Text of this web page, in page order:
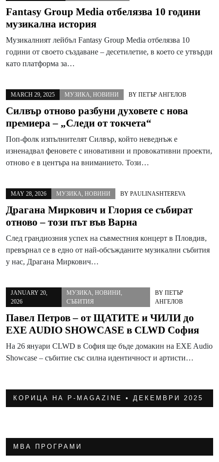
Fantasy Group Media отбелязва 10 години
музикална история
Музикалният лейбъл Fantasy Group Media отбелязва 10
години от своето създаване – десетилетие, в което се утвърди
като платформа за…
MARCH 29, 2025 МУЗИКА, НОВИНИ BY ПЕТЪР АНГЕЛОВ
Силвър отново разбуни духовете с нова
премиера – „Следи от токчета“
Поп-фолк изпълнителят Силвър, който неведнъж е
изненадвал феновете с иновативни и провокативни проекти,
отново е в центъра на вниманието. Този…
MAY 28, 2026 МУЗИКА, НОВИНИ BY PAULINASHTEREVA
Драгана Миркович и Глория се събират
отново – този път във Варна
След грандиозния успех на съвместния концерт в Пловдив,
превърнал се в едно от най-обсъжданите музикални събития
у нас, Драгана Миркович…
JANUARY 20,
2026
МУЗИКА,НОВИНИ,
СЪБИТИЯ
BY ПЕТЪР
АНГЕЛОВ
Павел Петров – от ЩАТИТЕ и ЧИЛИ до
EXE AUDIO SHOWCASE в CLWD София
На 26 януари CLWD в София ще бъде домакин на EXE Audio
Showcase – събитие със силна идентичност и артисти…
КОРИЦА НА P-MAGAZINE • ДЕКЕМВРИ 2025
МВА ПРОГРАМИ